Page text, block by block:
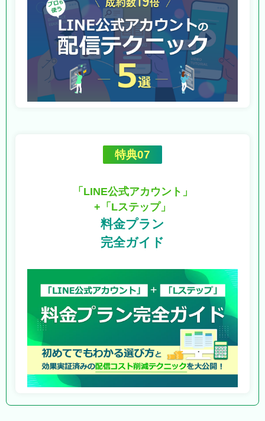
特典07
「LINE公式アカウント」
+「Lステップ」
料金プラン
完全ガイド